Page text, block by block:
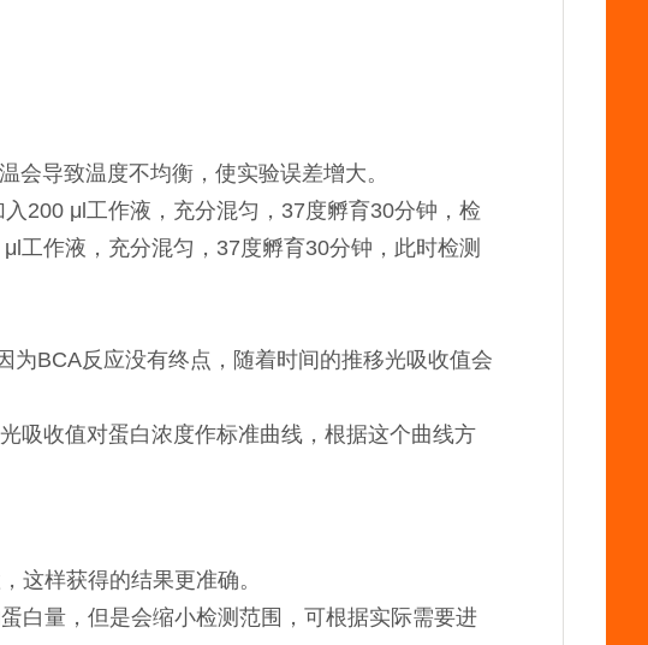
导致温度不均衡，使实验误差增大。
μl工作液，充分混匀，37度孵育30分钟，检
工作液，充分混匀，37度孵育30分钟，此时检测
BCA反应没有终点，随着时间的推移光吸收值会
收值对蛋白浓度作标准曲线，根据这个曲线方
样获得的结果更准确。
量，但是会缩小检测范围，可根据实际需要进